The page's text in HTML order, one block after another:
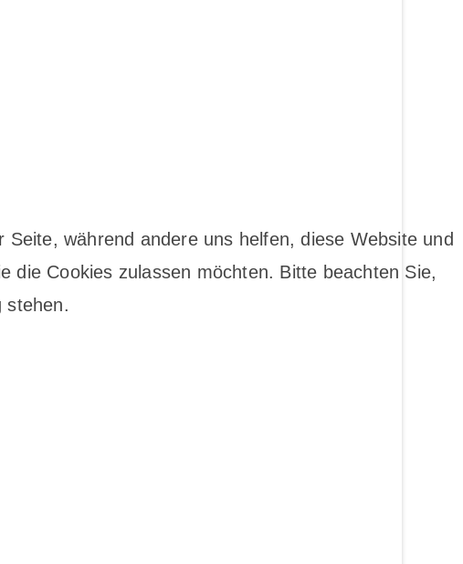
während andere uns helfen, diese Website und
die Cookies zulassen möchten. Bitte beachten Sie,
stehen.